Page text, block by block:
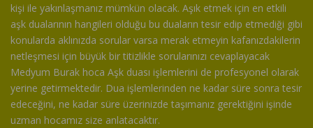
kişi ile yakınlaşmanız mümkün olacak. Aşık etmek için en etkili
aşk dualarının hangileri olduğu bu duaların tesir edip etmediği gibi
konularda aklınızda sorular varsa merak etmeyin kafanızdakilerin
netleşmesi için büyük bir titizlikle sorularınızı cevaplayacak
Medyum Burak hoca Aşk duası işlemlerini de profesyonel olarak
yerine getirmektedir. Dua işlemlerinden ne kadar süre sonra tesir
edeceğini, ne kadar süre üzerinizde taşımanız gerektiğini işinde
uzman hocamız size anlatacaktır.